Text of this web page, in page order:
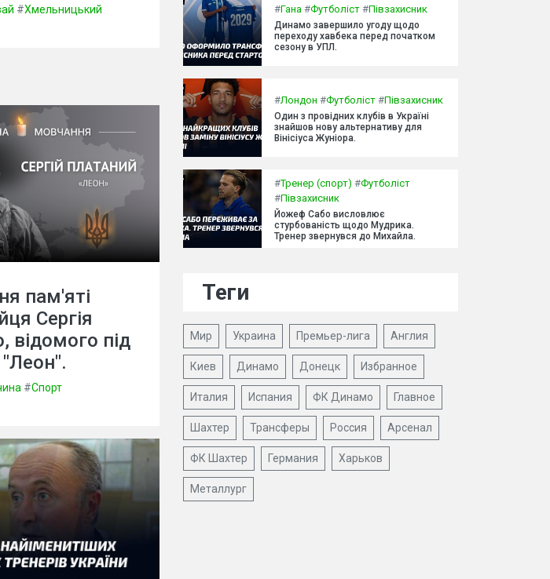
#Хмельницький
пам'яті
Сергія
відомого під
#Спорт
#Гана #Футболіст #Півзахисник
Динамо завершило угоду щодо
переходу хавбека перед початком
сезону в УПЛ.
#Лондон #Футболіст #Півзахисник
Один з провідних клубів в Україні
знайшов нову альтернативу для
Вінісіуса Жуніора.
#Тренер (спорт) #Футболіст
#Півзахисник
Йожеф Сабо висловлює
стурбованість щодо Мудрика.
Тренер звернувся до Михайла.
Теги
Мир Украина Премьер-лига Англия
Киев Динамо Донецк Избранное
Италия Испания ФК Динамо Главное
Шахтер Трансферы Россия Арсенал
ФК Шахтер Германия Харьков
Металлург